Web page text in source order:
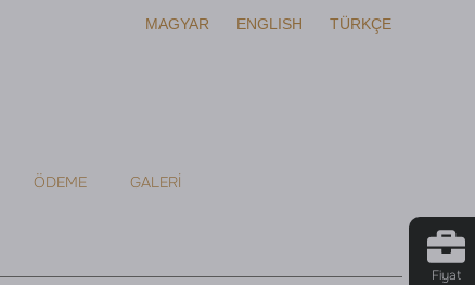
MAGYAR ENGLISH TÜRKÇE
ÖDEME GALERI
Fiyat